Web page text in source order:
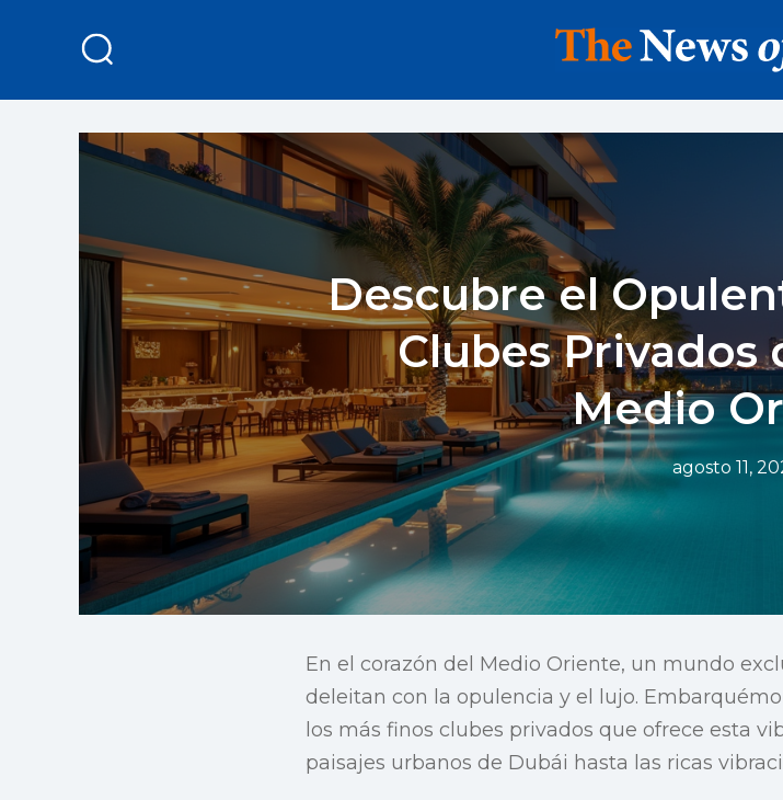
Descubre el
Clubes Privados
Medio
agosto 11,
En el corazón del Medio Oriente, un mundo
deleitan con la opulencia y el lujo.
los más finos clubes privados que ofrece esta
paisajes urbanos de Dubái hasta las ricas